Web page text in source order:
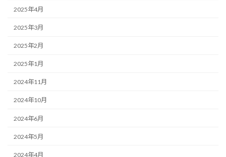
2025年4月
2025年3月
2025年2月
2025年1月
2024年11月
2024年10月
2024年6月
2024年5月
2024年4月